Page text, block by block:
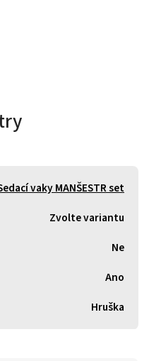
vaky MANŠESTR set
Zvolte variantu
Ne
Ano
Hruška